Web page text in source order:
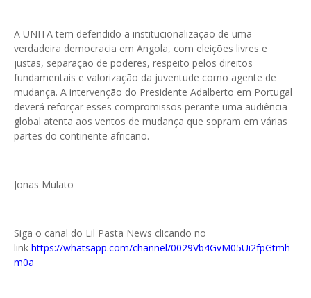
A UNITA tem defendido a institucionalização de uma
verdadeira democracia em Angola, com eleições livres e
justas, separação de poderes, respeito pelos direitos
fundamentais e valorização da juventude como agente de
mudança. A intervenção do Presidente Adalberto em Portugal
deverá reforçar esses compromissos perante uma audiência
global atenta aos ventos de mudança que sopram em várias
partes do continente africano.
Jonas Mulato
Siga o canal do Lil Pasta News clicando no
link https://whatsapp.com/channel/0029Vb4GvM05Ui2fpGtmh
m0a